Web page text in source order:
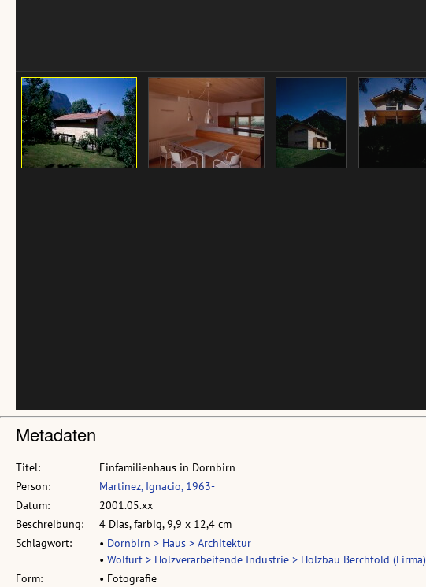
Metadaten
Titel:
Einfamilienhaus in Dornbirn
Person:
Martinez, Ignacio, 1963-
Datum:
2001.05.xx
Beschreibung:
4 Dias, farbig, 9,9 x 12,4 cm
Schlagwort:
• Dornbirn > Haus > Architektur
• Wolfurt > Holzverarbeitende Industrie > Holzbau Berchtold (Firma)
Form:
• Fotografie